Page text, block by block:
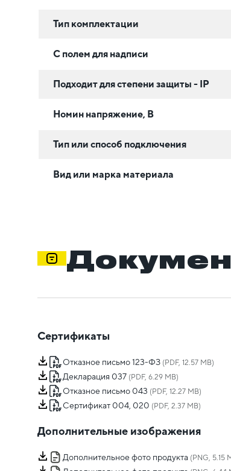
Тип комплектации
С полем для надписи
Подходит для степени защиты - IP
Номин напряжение, В
Тип или способ подключения
Вид или марка материала
Сертификаты
Отказное письмо 123-ФЗ (PDF, 12.57 MB)
Декларация 037 (PDF, 6.29 MB)
Отказное письмо 043 (PDF, 12.27 MB)
Сертификат 004, 020 (PDF, 2.37 MB)
Дополнительные изображения
Дополнительное фото продукта (PNG, 5.15